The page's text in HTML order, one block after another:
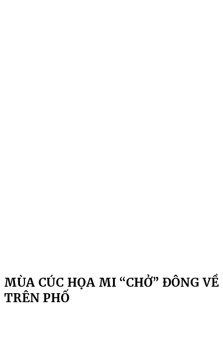
MÙA CÚC HỌA MI “CHỞ” ĐÔNG VỀ
TRÊN PHỐ